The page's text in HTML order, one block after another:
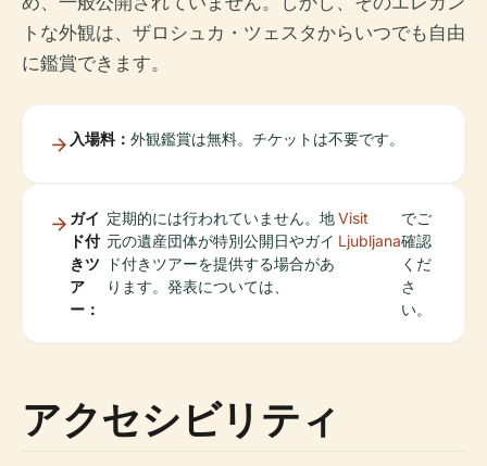
トな外観は、ザロシュカ・ツェスタからいつでも自由
に鑑賞できます。
入場料： 外観鑑賞は無料。チケットは不要です。
ガイ
ド付
きツ
ア
ー：
定期的には行われていません。地
元の遺産団体が特別公開日やガイ
ド付きツアーを提供する場合があ
ります。発表については、
Visit
Ljubljana
でご
確認
くだ
さ
い。
アクセシビリティ